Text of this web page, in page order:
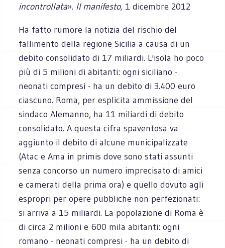
incontrollata». Il manifesto, 1 dicembre 2012
Ha fatto rumore la notizia del rischio del
fallimento della regione Sicilia a causa di un
debito consolidato di 17 miliardi. L'isola ho poco
più di 5 milioni di abitanti: ogni siciliano -
neonati compresi - ha un debito di 3.400 euro
ciascuno. Roma, per esplicita ammissione del
sindaco Alemanno, ha 11 miliardi di debito
consolidato. A questa cifra spaventosa va
aggiunto il debito di alcune municipalizzate
(Atac e Ama in primis dove sono stati assunti
senza concorso un numero imprecisato di amici
e camerati della prima ora) e quello dovuto agli
espropri per opere pubbliche non perfezionati:
si arriva a 15 miliardi. La popolazione di Roma è
di circa 2 milioni e 600 mila abitanti: ogni
romano - neonati compresi - ha un debito di